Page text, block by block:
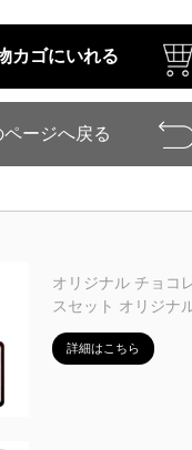
オリジナル チョコ
スセット オリジナ
詳細はこちら